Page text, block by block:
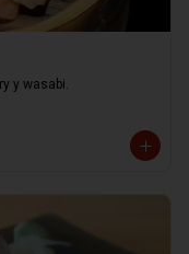
y wasabi.